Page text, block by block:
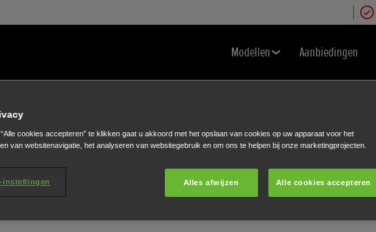
Modellen Aanbiedingen
cookies accepteren” te klikken gaat u akkoord met het opslaan van cookies op uw apparaat voor het
van websitenavigatie, het analyseren van websitegebruik en om ons te helpen bij onze marketingprojecten.
Alles afwijzen Alle cookies accepteren
instellingen